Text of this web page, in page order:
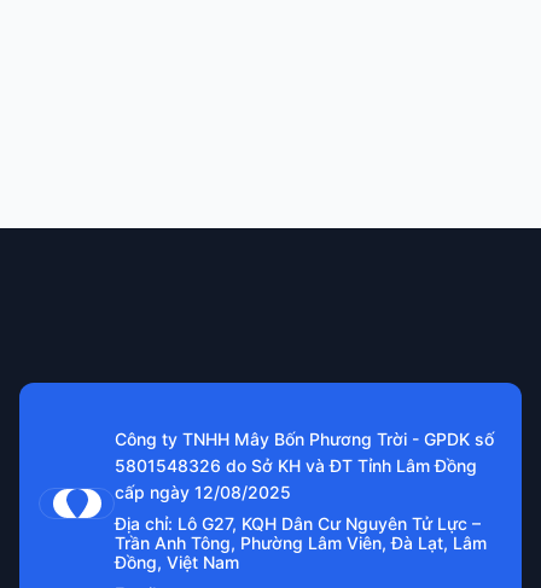
Công ty TNHH Mây Bốn Phương Trời - GPDK số
5801548326 do Sở KH và ĐT Tỉnh Lâm Đồng
cấp ngày 12/08/2025
Địa chỉ: Lô G27, KQH Dân Cư Nguyên Tử Lực –
Trần Anh Tông, Phường Lâm Viên, Đà Lạt, Lâm
Đồng, Việt Nam